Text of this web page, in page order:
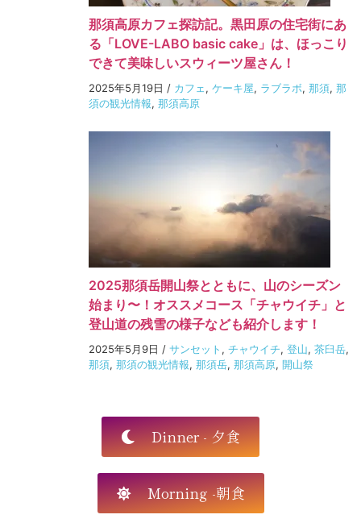
那須高原カフェ探訪記。黒田原の住宅街にあ
る「LOVE-LABO basic cake」は、ほっこり
できて美味しいスウィーツ屋さん！
2025年5月19日 / カフェ, ケーキ屋, ラブラボ, 那須, 那
須の観光情報, 那須高原
2025那須岳開山祭とともに、山のシーズン
始まり〜！オススメコース「チャウイチ」と
登山道の残雪の様子なども紹介します！
2025年5月9日 / サンセット , チャウイチ, 登山, 茶臼岳,
那須, 那須の観光情報, 那須岳, 那須高原, 開山祭
Dinner - 夕食
Morning -朝食